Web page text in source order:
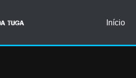
Início